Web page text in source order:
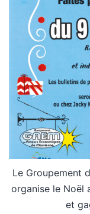
Le Groupement
organise le Noël
et